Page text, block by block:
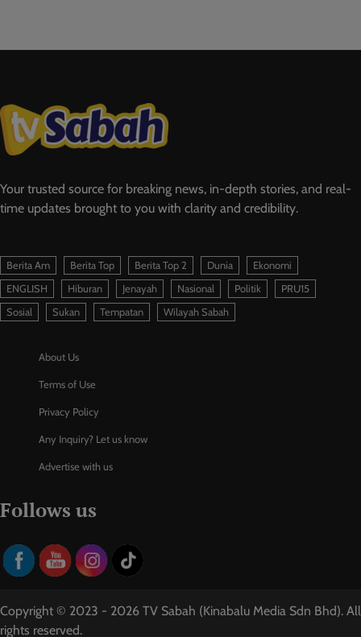
Your trusted source for breaking news, in-depth stories, and real-
time updates brought to you with clarity and credibility.
Berita Am Berita Top Berita Top 2 Dunia
Ekonomi
ENGLISH
Hiburan Jenayah Nasional Politik
PRU15
Sosial
Sukan Tempatan Wilayah Sabah
About Us
Terms of Use
Privacy Policy
Any Inquiry? Let us know
Advertise with us
Follows us
Copyright © 2023 - 2026 TV Sabah (Kinabalu Media Sdn Bhd). All
rights reserved.